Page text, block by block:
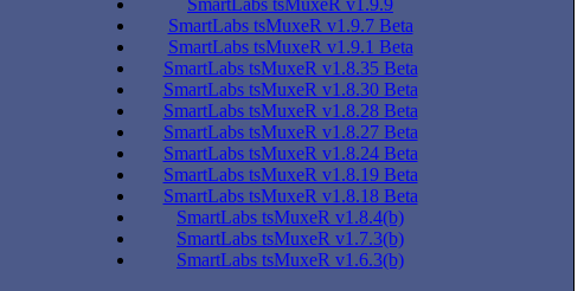
SmartLabs tsMuxeR v1.9.9
SmartLabs tsMuxeR v1.9.7 Beta
SmartLabs tsMuxeR v1.9.1 Beta
SmartLabs tsMuxeR v1.8.35 Beta
SmartLabs tsMuxeR v1.8.30 Beta
SmartLabs tsMuxeR v1.8.28 Beta
SmartLabs tsMuxeR v1.8.27 Beta
SmartLabs tsMuxeR v1.8.24 Beta
SmartLabs tsMuxeR v1.8.19 Beta
SmartLabs tsMuxeR v1.8.18 Beta
SmartLabs tsMuxeR v1.8.4(b)
SmartLabs tsMuxeR v1.7.3(b)
SmartLabs tsMuxeR v1.6.3(b)